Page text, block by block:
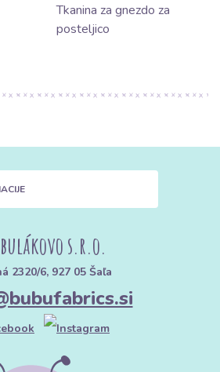
Tkanina za gnezdo za
posteljico
s.r.o.
2320/6, 927 05 Šaľa